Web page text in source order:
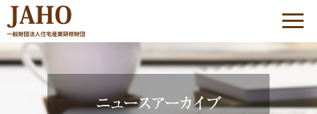
HOME
JAHOについて